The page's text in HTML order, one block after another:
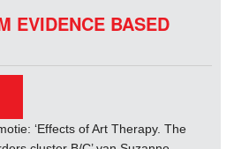
EVIDENCE BASED
‘Effects of Art Therapy. The